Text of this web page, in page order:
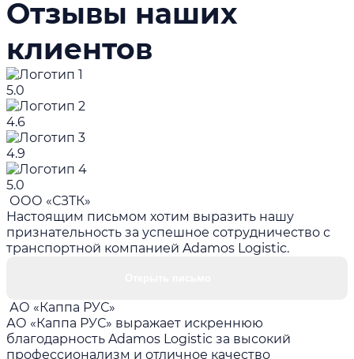
Отзывы наших
клиентов
5.0
4.6
4.9
5.0
ООО «СЗТК»
Настоящим письмом хотим выразить нашу
признательность за успешное сотрудничество с
транспортной компанией Adamos Logistic.
АО «Каппа РУС»
АО «Каппа РУС» выражает искреннюю
благодарность Adamos Logistic за высокий
профессионализм и отличное качество